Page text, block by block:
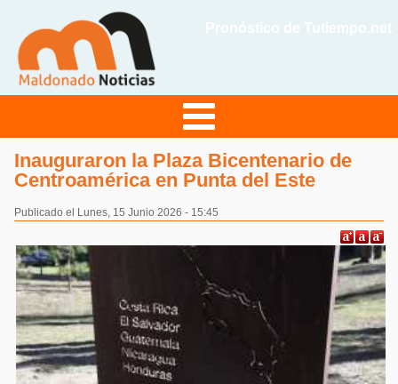
Inauguraron la Plaza Bicentenario de
Centroamérica en Punta del Este
Publicado el Lunes, 15 Junio 2026 - 15:45